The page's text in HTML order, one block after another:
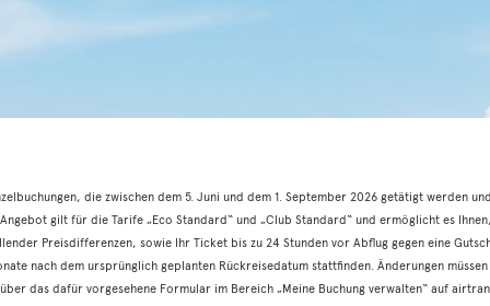
die zwischen dem 5. Juni und dem 1. September 2026 getätigt werden
gilt für die Tarife „Eco Standard“ und „Club Standard“ und ermöglicht es
Preisdifferenzen, sowie Ihr Ticket bis zu 24 Stunden vor Abflug gegen eine
nach dem ursprünglich geplanten Rückreisedatum stattfinden. Änderungen
das dafür vorgesehene Formular im Bereich „Meine Buchung verwalten“ auf